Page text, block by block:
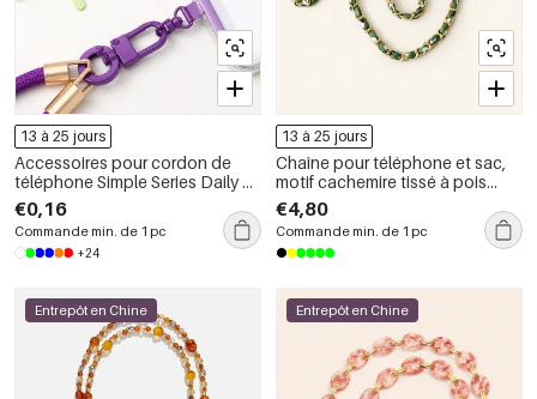
13 à 25 jours
Accessoires pour cordon de
téléphone Simple Series Daily en
métal uni avec connecteur de
carte
€0,16
Commande min. de 1 pc
+24
13 à 25 jours
Chaîne pour téléphone et sac,
motif cachemire tissé à pois
fleuris, collection Simple Series
Casual. Chaîne en polyester
pour téléphone et sac.
€4,80
Commande min. de 1 pc
Entrepôt en Chine Entrepôt en Chine